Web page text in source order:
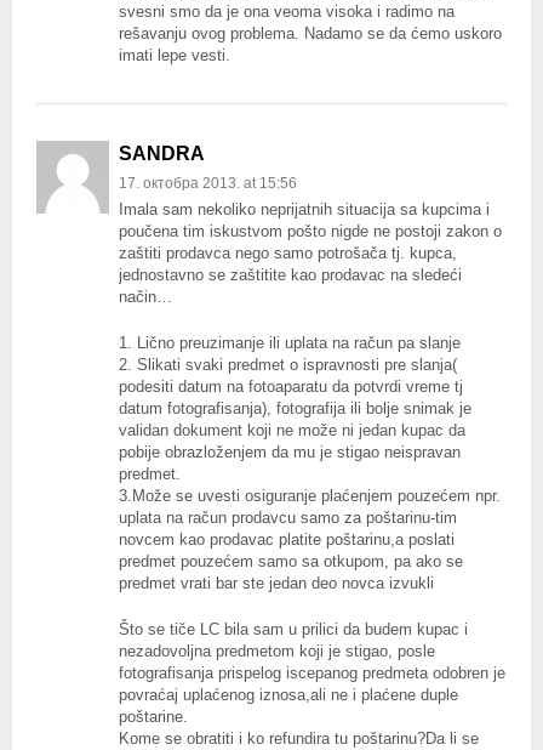
svesni smo da je ona veoma visoka i radimo na
rešavanju ovog problema. Nadamo se da ćemo uskoro
imati lepe vesti.
SANDRA
17. октобра 2013. at 15:56
Imala sam nekoliko neprijatnih situacija sa kupcima i
poučena tim iskustvom pošto nigde ne postoji zakon o
zaštiti prodavca nego samo potrošača tj. kupca,
jednostavno se zaštitite kao prodavac na sledeći
način…
1. Lično preuzimanje ili uplata na račun pa slanje
2. Slikati svaki predmet o ispravnosti pre slanja(
podesiti datum na fotoaparatu da potvrdi vreme tj
datum fotografisanja), fotografija ili bolje snimak je
validan dokument koji ne može ni jedan kupac da
pobije obrazloženjem da mu je stigao neispravan
predmet.
3.Može se uvesti osiguranje plaćenjem pouzećem npr.
uplata na račun prodavcu samo za poštarinu-tim
novcem kao prodavac platite poštarinu,a poslati
predmet pouzećem samo sa otkupom, pa ako se
predmet vrati bar ste jedan deo novca izvukli
Što se tiče LC bila sam u prilici da budem kupac i
nezadovoljna predmetom koji je stigao, posle
fotografisanja prispelog iscepanog predmeta odobren je
povraćaj uplaćenog iznosa,ali ne i plaćene duple
poštarine.
Kome se obratiti i ko refundira tu poštarinu?Da li se